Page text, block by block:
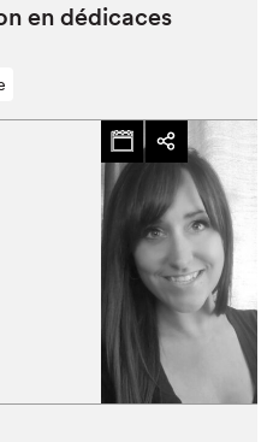
vous?
en dédicaces